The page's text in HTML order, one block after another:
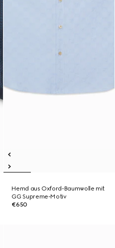
Hemd aus Oxford-Baumwolle mit
GG Supreme-Motiv
€650